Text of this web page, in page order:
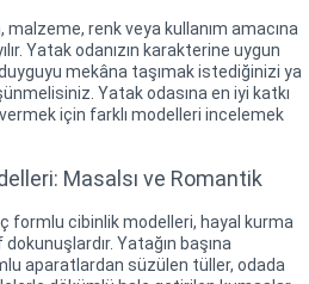
renk veya kullanım amacına
Yatak odanızın karakterine uygun
mekâna taşımak istediğinizi ya
Yatak odasına en iyi katkı
için farklı modelleri incelemek
Masalsı ve Romantik
formlu cibinlik modelleri, hayal kurma
Yatağın başına
aparatlardan süzülen tüller, odada